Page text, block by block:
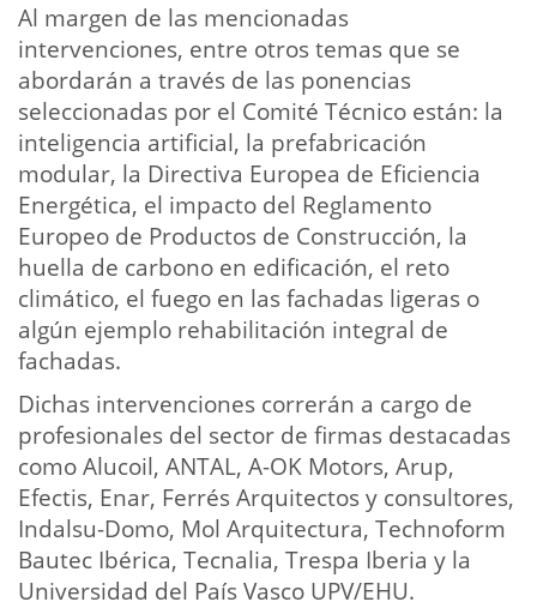
Al margen de las mencionadas
intervenciones, entre otros temas que se
abordarán a través de las ponencias
seleccionadas por el Comité Técnico están: la
inteligencia artificial, la prefabricación
modular, la Directiva Europea de Eficiencia
Energética, el impacto del Reglamento
Europeo de Productos de Construcción, la
huella de carbono en edificación, el reto
climático, el fuego en las fachadas ligeras o
algún ejemplo rehabilitación integral de
fachadas.
Dichas intervenciones correrán a cargo de
profesionales del sector de firmas destacadas
como Alucoil, ANTAL, A-OK Motors, Arup,
Efectis, Enar, Ferrés Arquitectos y consultores,
Indalsu-Domo, Mol Arquitectura, Technoform
Bautec Ibérica, Tecnalia, Trespa Iberia y la
Universidad del País Vasco UPV/EHU.